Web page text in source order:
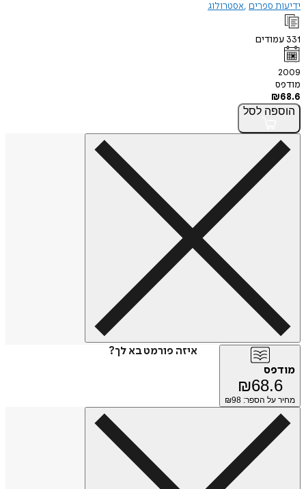
ידיעות ספרים אסטרולוג
331 עמודים
2009
מודפס
₪68.6
הוספה לסל
איזה פורמט בא לך?
מודפס
₪68.6
מחיר על הספר: ₪ 98